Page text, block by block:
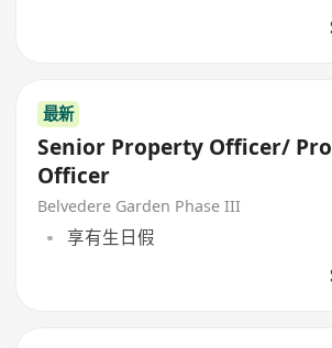
最新
Senior Property Officer/
Officer
Belvedere Garden Phase III
享有生日假